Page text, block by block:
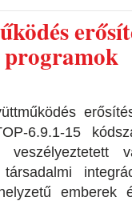
programok
6.9.1-15
veszélyeztetett
emberek